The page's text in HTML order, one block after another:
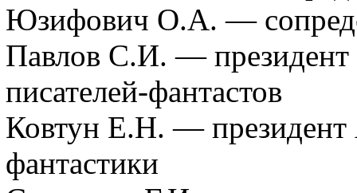
Юзифович О.А. —
Павлов С.И. —
писателей-фантастов
Ковтун Е.Н. — президент
фантастики